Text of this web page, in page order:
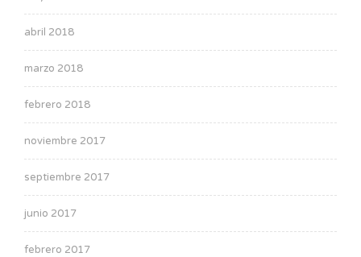
abril 2018
marzo 2018
febrero 2018
noviembre 2017
septiembre 2017
junio 2017
febrero 2017